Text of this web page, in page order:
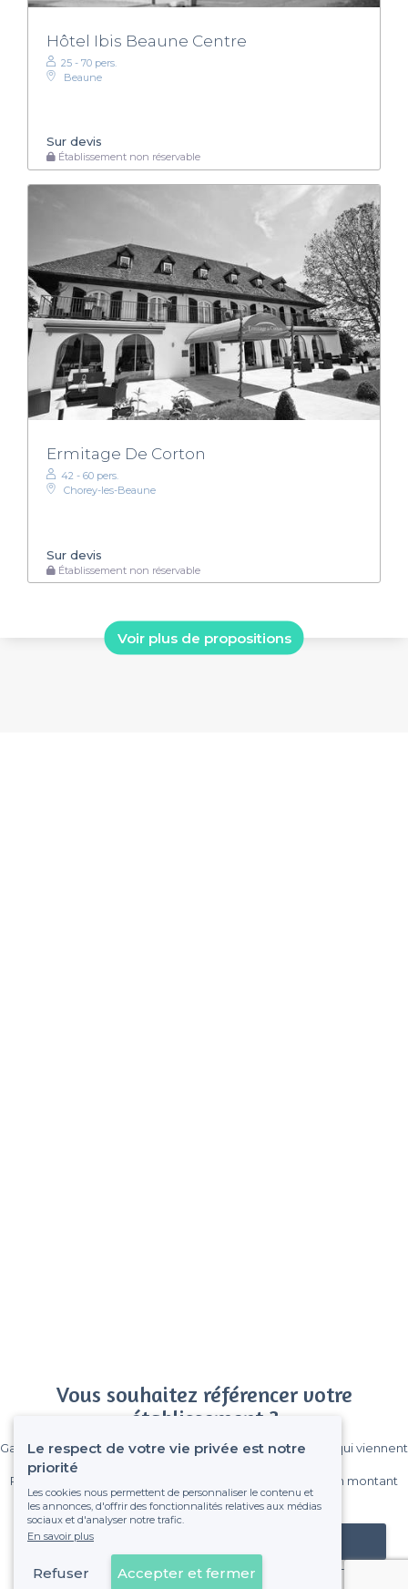
Hôtel Ibis Beaune Centre
25 - 70 pers.
Beaune
Sur devis
Établissement non réservable
Ermitage De Corton
42 - 60 pers.
Chorey-les-Beaune
Sur devis
Établissement non réservable
Voir plus de propositions
Vous souhaitez référencer votre
établissement ?
Gagnez de nombreux clients parmi le million de visiteurs qui viennent
Pas de commissions et sans engagement, vous payez un montant
fixe sans risque de voir déraper la facture.
Référencer mon établissement
Le respect de votre vie privée est notre
priorité
Les cookies nous permettent de personnaliser le contenu et
les annonces, d'offrir des fonctionnalités relatives aux médias
sociaux et d'analyser notre trafic.
En savoir plus
Refuser Accepter et fermer